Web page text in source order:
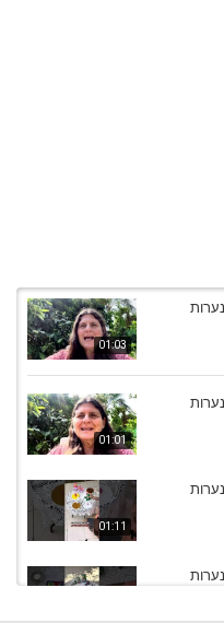
01:03
01:01
01:11